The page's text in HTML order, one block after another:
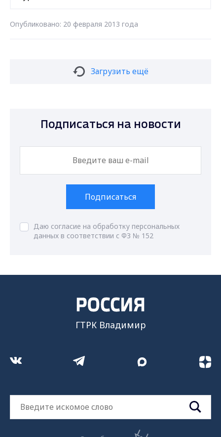
Опубликовано: 20 февраля 2013 года
Загрузить ещё
Подписаться на новости
Подписаться
Даю согласие на обработку персональных
данных в соответствии с ФЗ № 152
ГТРК Владимир